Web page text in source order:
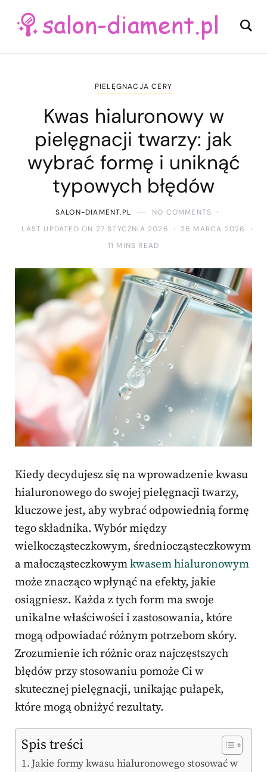
PIELĘGNACJA CERY
Kwas hialuronowy w
pielęgnacji twarzy: jak
wybrać formę i uniknąć
typowych błędów
SALON-DIAMENT.PL
NO COMMENTS
LAST UPDATED ON 27 STYCZNIA 2026
26 MARCA 2026
11 MINS READ
Kiedy decydujesz się na wprowadzenie kwasu
hialuronowego do swojej pielęgnacji twarzy,
kluczowe jest, aby wybrać odpowiednią formę
tego składnika. Wybór między
wielkocząsteczkowym, średniocząsteczkowym
a małocząsteczkowymkwasem hialuronowym
może znacząco wpłynąć na efekty, jakie
osiągniesz. Każda z tych form ma swoje
unikalne właściwości i zastosowania, które
mogą odpowiadać różnym potrzebom skóry.
Zrozumienie ich różnic oraz najczęstszych
błędów przy stosowaniu pomoże Ci w
skutecznej pielęgnacji, unikając pułapek,
które mogą obniżyć rezultaty.
Spis treści
Jakie formy kwasu hialuronowego stosować w